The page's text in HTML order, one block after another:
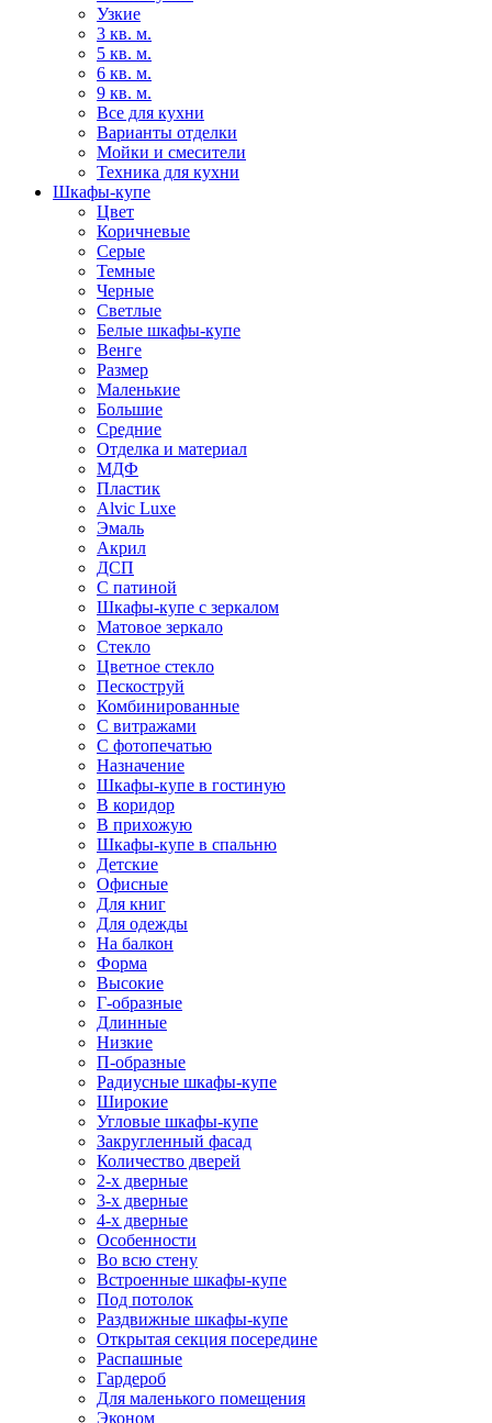
Узкие
3 кв. м.
5 кв. м.
6 кв. м.
9 кв. м.
Все для кухни
Варианты отделки
Мойки и смесители
Техника для кухни
Шкафы-купе
Цвет
Коричневые
Серые
Темные
Черные
Светлые
Белые шкафы-купе
Венге
Размер
Маленькие
Большие
Средние
Отделка и материал
МДФ
Пластик
Alvic Luxe
Эмаль
Акрил
ДСП
С патиной
Шкафы-купе с зеркалом
Матовое зеркало
Стекло
Цветное стекло
Пескоструй
Комбинированные
С витражами
С фотопечатью
Назначение
Шкафы-купе в гостиную
В коридор
В прихожую
Шкафы-купе в спальню
Детские
Офисные
Для книг
Для одежды
На балкон
Форма
Высокие
Г-образные
Длинные
Низкие
П-образные
Радиусные шкафы-купе
Широкие
Угловые шкафы-купе
Закругленный фасад
Количество дверей
2-х дверные
3-х дверные
4-х дверные
Особенности
Во всю стену
Встроенные шкафы-купе
Под потолок
Раздвижные шкафы-купе
Открытая секция посередине
Распашные
Гардероб
Для маленького помещения
Эконом